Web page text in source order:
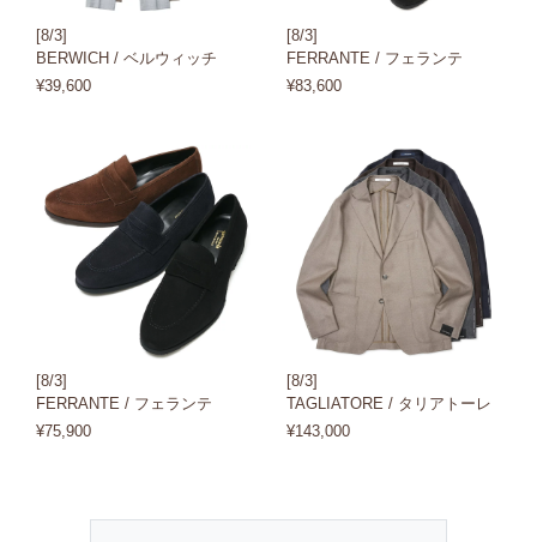
[8/3]
BERWICH / ベルウィッチ
¥39,600
[8/3]
FERRANTE / フェランテ
¥83,600
[8/3]
FERRANTE / フェランテ
¥75,900
[8/3]
TAGLIATORE / タリアトーレ
¥143,000